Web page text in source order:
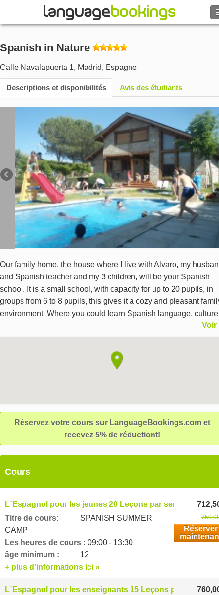
PARCOURIR
Se connecter
Monnaie €
Langue
Spanish in Nature
Calle Navalapuerta 1, Madrid, Espagne
Descriptions et disponibilités Avis des étudiants
Our family home, the house where I live with Alvaro, my
and Spanish teacher and my 3 children, will be your Spanish
school. It is a small school, with capacity for up to 20 pupils, in
groups from 6 to 8 pupils, this gives it a cozy and pleasant
environment. Where you could learn Spanish language,
customs, cooking... and enjoy our facilities (swimming pool,
vegetable garden, hens, library...) and environment, because
in the wonderful GUADARRAMA NATIONAL PARK and only
Voir
Réservez votre cours sur LanguageBookings.com et
recevez 5% de réductiont!
Cours
L`Espagnol pour les jeunes 20 Leçons par semaine
Titre de cours:
SPANISH SUMMER
CAMP
Les heures de cours : 09:00 - 13:30
âge minimum :
12
Réserver
+ plus d'informations ici »
L`Espagnol pour les enseignants 15 Leçons par semaine